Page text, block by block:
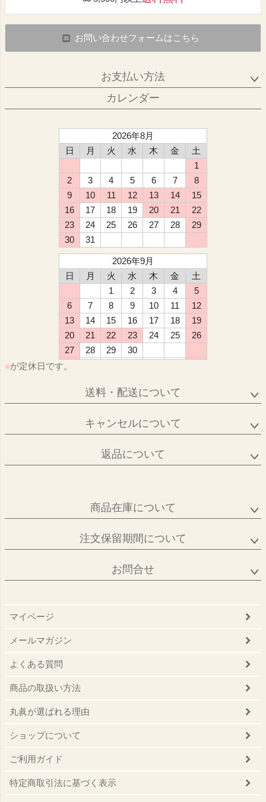
お問い合わせフォームはこちら
お支払い方法
カレンダー
2026年8月
日
月 火 水 木 金
土
1
2
3 4 5 6 7
8
9
10 11 12 13 14
15
16
17 18 19 20 21
22
23
24 25 26 27 28
29
30
31
2026年9月
日
月 火 水 木 金
土
1
2 3 4
5
6
7 8 9 10 11
12
13
14 15 16 17 18
19
20
21 22 23 24 25
26
27
28 29
30
■が定休日です。
送料・配送について
キャンセルについて
返品について
商品在庫について
注文保留期間について
お問合せ
マイページ
メールマガジン
よくある質問
商品の取扱い方法
丸眞が選ばれる理由
ショップについて
ご利用ガイド
特定商取引法に基づく表示